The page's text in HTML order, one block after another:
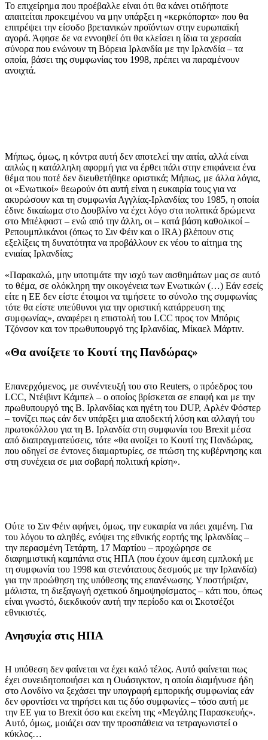
Το επιχείρημα που προέβαλλε είναι ότι θα κάνει οτιδήποτε
απαιτείται προκειμένου να μην υπάρξει η «κερκόπορτα» που θα
επιτρέψει την είσοδο βρετανικών προϊόντων στην ευρωπαϊκή
αγορά. Άφησε δε να εννοηθεί ότι θα κλείσει η ίδια τα χερσαία
σύνορα που ενώνουν τη Βόρεια Ιρλανδία με την Ιρλανδία – τα
οποία, βάσει της συμφωνίας του 1998, πρέπει να παραμένουν
ανοιχτά.
Μήπως, όμως, η κόντρα αυτή δεν αποτελεί την αιτία, αλλά είναι
απλώς η κατάλληλη αφορμή για να έρθει πάλι στην επιφάνεια ένα
θέμα που ποτέ δεν διευθετήθηκε οριστικά; Μήπως, με άλλα λόγια,
οι «Ενωτικοί» θεωρούν ότι αυτή είναι η ευκαιρία τους για να
ακυρώσουν και τη συμφωνία Αγγλίας-Ιρλανδίας του 1985, η οποία
έδινε δικαίωμα στο Δουβλίνο να έχει λόγο στα πολιτικά δρώμενα
στο Μπέλφαστ – ενώ από την άλλη, οι – κατά βάση καθολικοί –
Ρεπουμπλικάνοι (όπως το Σιν Φέιν και ο IRA) βλέπουν στις
εξελίξεις τη δυνατότητα να προβάλλουν εκ νέου το αίτημα της
ενιαίας Ιρλανδίας;
«Παρακαλώ, μην υποτιμάτε την ισχύ των αισθημάτων μας σε αυτό
το θέμα, σε ολόκληρη την οικογένεια των Ενωτικών (…) Εάν εσείς
είτε η ΕΕ δεν είστε έτοιμοι να τιμήσετε το σύνολο της συμφωνίας
τότε θα είστε υπεύθυνοι για την οριστική κατάρρευση της
συμφωνίας», αναφέρει η επιστολή του LCC προς τον Μπόρις
Τζόνσον και τον πρωθυπουργό της Ιρλανδίας, Μίκαελ Μάρτιν.
«Θα ανοίξετε το Κουτί της Πανδώρας»
Επανερχόμενος, με συνέντευξή του στο Reuters, ο πρόεδρος του
LCC, Ντέιβιντ Κάμπελ – ο οποίος βρίσκεται σε επαφή και με την
πρωθυπουργό της Β. Ιρλανδίας και ηγέτη του DUP, Αρλέν Φόστερ
– τονίζει πως εάν δεν υπάρξει μια αποδεκτή λύση και αλλαγή του
πρωτοκόλλου για τη Β. Ιρλανδία στη συμφωνία του Brexit μέσα
από διαπραγματεύσεις, τότε «θα ανοίξει το Κουτί της Πανδώρας,
που οδηγεί σε έντονες διαμαρτυρίες, σε πτώση της κυβέρνησης και
στη συνέχεια σε μια σοβαρή πολιτική κρίση».
Ούτε το Σιν Φέιν αφήνει, όμως, την ευκαιρία να πάει χαμένη. Για
του λόγου το αληθές, ενόψει της εθνικής εορτής της Ιρλανδίας –
την περασμένη Τετάρτη, 17 Μαρτίου – προχώρησε σε
διαφημιστική καμπάνια στις ΗΠΑ (που έχουν άμεση εμπλοκή με
τη συμφωνία του 1998 και στενότατους δεσμούς με την Ιρλανδία)
για την προώθηση της υπόθεσης της επανένωσης. Υποστήριξαν,
μάλιστα, τη διεξαγωγή σχετικού δημοψηφίσματος – κάτι που, όπως
είναι γνωστό, διεκδικούν αυτή την περίοδο και οι Σκοτσέζοι
εθνικιστές.
Ανησυχία στις ΗΠΑ
Η υπόθεση δεν φαίνεται να έχει καλό τέλος. Αυτό φαίνεται πως
έχει συνειδητοποιήσει και η Ουάσιγκτον, η οποία διαμήνυσε ήδη
στο Λονδίνο να ξεχάσει την υπογραφή εμπορικής συμφωνίας εάν
δεν φροντίσει να τηρήσει και τις δύο συμφωνίες – τόσο αυτή με
την ΕΕ για το Brexit όσο και εκείνη της «Μεγάλης Παρασκευής».
Αυτό, όμως, μοιάζει σαν την προσπάθεια να τετραγωνιστεί ο
κύκλος…